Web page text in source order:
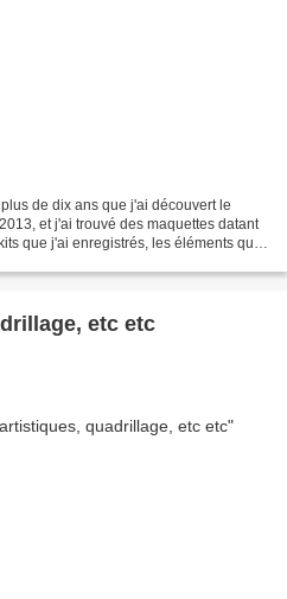
de dix ans que j'ai découvert le
et j'ai trouvé des maquettes datant
que j'ai enregistrés, les éléments que
etc etc